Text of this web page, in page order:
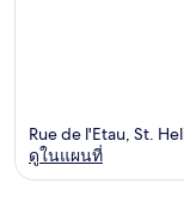
Rue de l'Etau, St.
ดูในแผนที่